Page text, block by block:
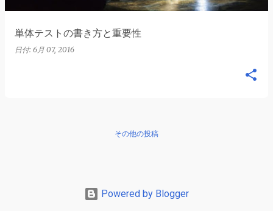
単体テストの書き方と重要性
日付: 6月 07, 2016
その他の投稿
Powered by Blogger